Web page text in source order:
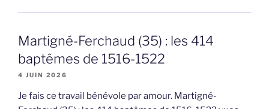
Martigné-Ferchaud (35) : les 414
baptêmes de 1516-1522
4 JUIN 2026
Je fais ce travail bénévole par amour. Martigné-